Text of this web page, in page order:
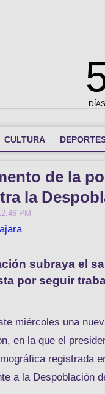
CULTURA
de la
la
PM
subraya el
por seguir
miércoles una
en la que el
registrada
a la Despoblación